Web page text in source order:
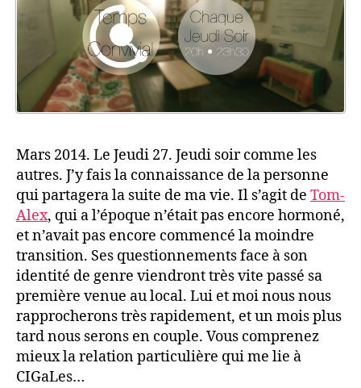
Mars 2014. Le Jeudi 27. Jeudi soir comme les
autres. J’y fais la connaissance de la personne
qui partagera la suite de ma vie. Il s’agit de Tom-
Alex, qui a l’époque n’était pas encore hormoné,
et n’avait pas encore commencé la moindre
transition. Ses questionnements face à son
identité de genre viendront très vite passé sa
première venue au local. Lui et moi nous nous
rapprocherons très rapidement, et un mois plus
tard nous serons en couple. Vous comprenez
mieux la relation particulière qui me lie à
CIGaLes…